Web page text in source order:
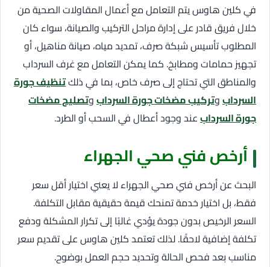
في كلين هاوس يتم التعامل مع أعمال المقاولات الصحية من
خلال فريق قادر على إدارة مراحل التركيب والصيانة، سواء كان
المطلوب تأسيس شبكة صرف، تمديد مياه، صيانة مناهيل، أو
تجهيز حمامات ومطابخ. كما يمكن التعامل مع غرف السرداب
والمناطق التي تحتاج إلى صرف خاص، بما في ذلكتنظيف جورة
السردابوتركيب مضخات جورة السردابوتصليح مضخات
جورة السردابعند وجود أعطال في السحب أو الطرد.
أرخص فني صحي الجهراء
البحث عن أرخص فني صحي الجهراء لا يعني اختيار أقل سعر
فقط، بل اختيار خدمة تمنحك قيمة حقيقية مقابل التكلفة.
السعر الرخيص بدون جودة يؤدي غالبًا إلى تكرار المشكلة ودفع
تكلفة إضافية لاحقًا. لذلك تعتمد كلين هاوس على تقديم سعر
مناسب بعد فحص الحالة وتحديد حجم العمل بوضوح.